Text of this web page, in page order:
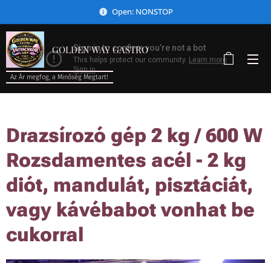
Open: NONSTOP
GOLDEN WAY GASTRO
Az Ár megfog, a Minőség Megtart!
Drazsírozó gép 2 kg / 600 W
Rozsdamentes acél - 2 kg
diót, mandulát, pisztáciát,
vagy kávébabot vonhat be
cukorral